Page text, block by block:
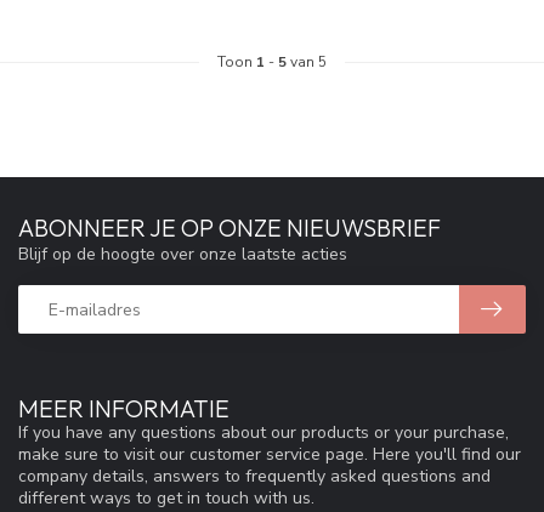
Toon 1 - 5van 5
MEER INFORMATIE
If you have any questions about our products or your purchase,
make sure to visit our customer service page. Here you'll find our
company details, answers to frequently asked questions and
different ways to get in touch with us.
ABONNEER JE OP ONZE NIEUWSBRIEF
Blijf op de hoogte over onze laatste acties